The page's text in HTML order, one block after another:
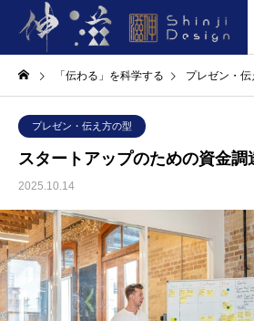
「伝わる」を科学する プレゼン・伝
プレゼン・伝え方の型
スタートアップのための資金調
2025.10.14